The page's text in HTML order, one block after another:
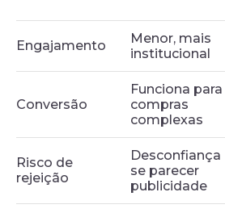
Engajamento
Menor, mais
institucional
Conversão
Funciona para
compras
complexas
Risco de
rejeição
Desconfiança
se parecer
publicidade